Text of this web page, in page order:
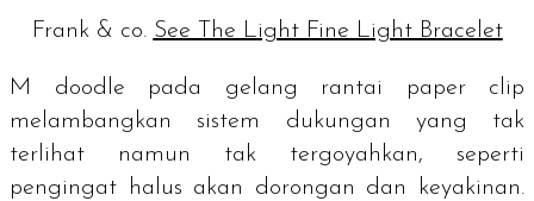
Frank & co. See The Light Fine Light Bracelet
M doodle pada gelang rantai
paper clip
melambangkan sistem dukungan yang tak
terlihat namun tak tergoyahkan, seperti
pengingat halus akan dorongan dan keyakinan.